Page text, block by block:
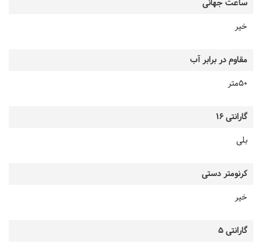
ساعت جهانی
خیر
مقاوم در برابر آب
50متر
گارانتی 16
بلی
کرنومتر دستی
خیر
گارانتی 5